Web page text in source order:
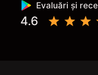
Evaluări și
4.6